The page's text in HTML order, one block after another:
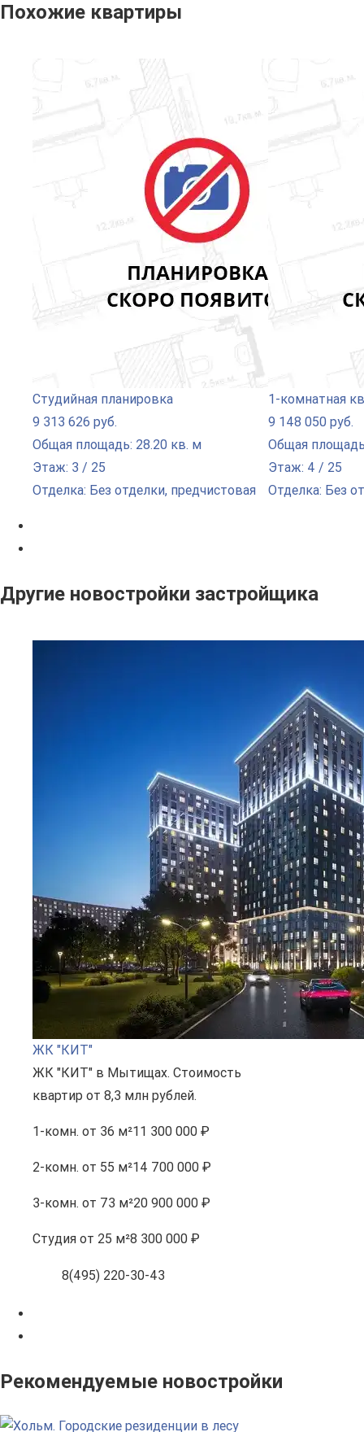
Похожие квартиры
Студийная планировка
9 313 626 руб.
Общая площадь: 28.20 кв. м
Этаж: 3 / 25
Отделка: Без отделки, предчистовая
1-комнатная
9 148 050 руб.
Общая
Этаж: 4 / 25
Отделка: Без
Другие новостройки застройщика
ЖК "КИТ"
ЖК "КИТ" в Мытищах. Стоимость
квартир от 8,3 млн рублей.
1-комн. от 36 м²11 300 000 ₽
2-комн. от 55 м²14 700 000 ₽
3-комн. от 73 м²20 900 000 ₽
Студия от 25 м²8 300 000 ₽
8(495) 220-30-43
Рекомендуемые новостройки